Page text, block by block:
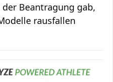
Beantragung gab,
rausfallen